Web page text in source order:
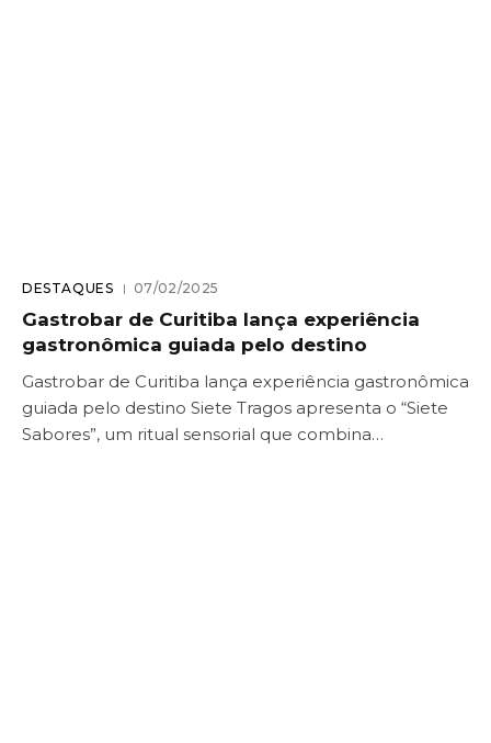
DESTAQUES 07/02/2025
Gastrobar de Curitiba lança experiência
gastronômica guiada pelo destino
Gastrobar de Curitiba lança experiência gastronômica
guiada pelo destino Siete Tragos apresenta o “Siete
Sabores”, um ritual sensorial que combina…